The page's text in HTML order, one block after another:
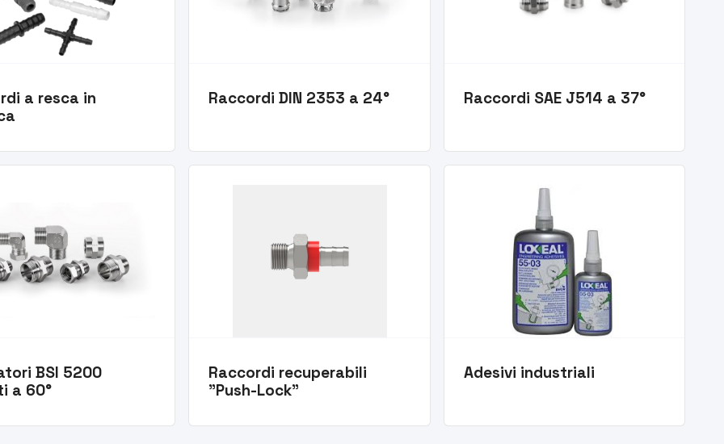
a resca in
Raccordi DIN 2353 a 24° Raccordi SAE J514 a 37°
BSI 5200
a 60°
Raccordi recuperabili
"Push-Lock"
Adesivi industriali